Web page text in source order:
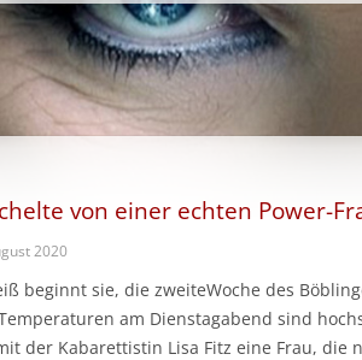
von einer echten Power-
2020
beginnt sie, die zweiteWoche des
am Dienstagabend sind
der Kabarettistin Lisa Fitz eine Frau, die